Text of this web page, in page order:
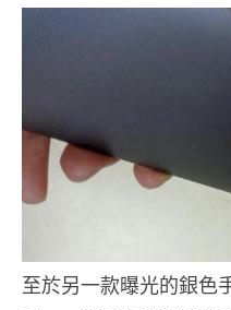
至於另一款曝光的銀色